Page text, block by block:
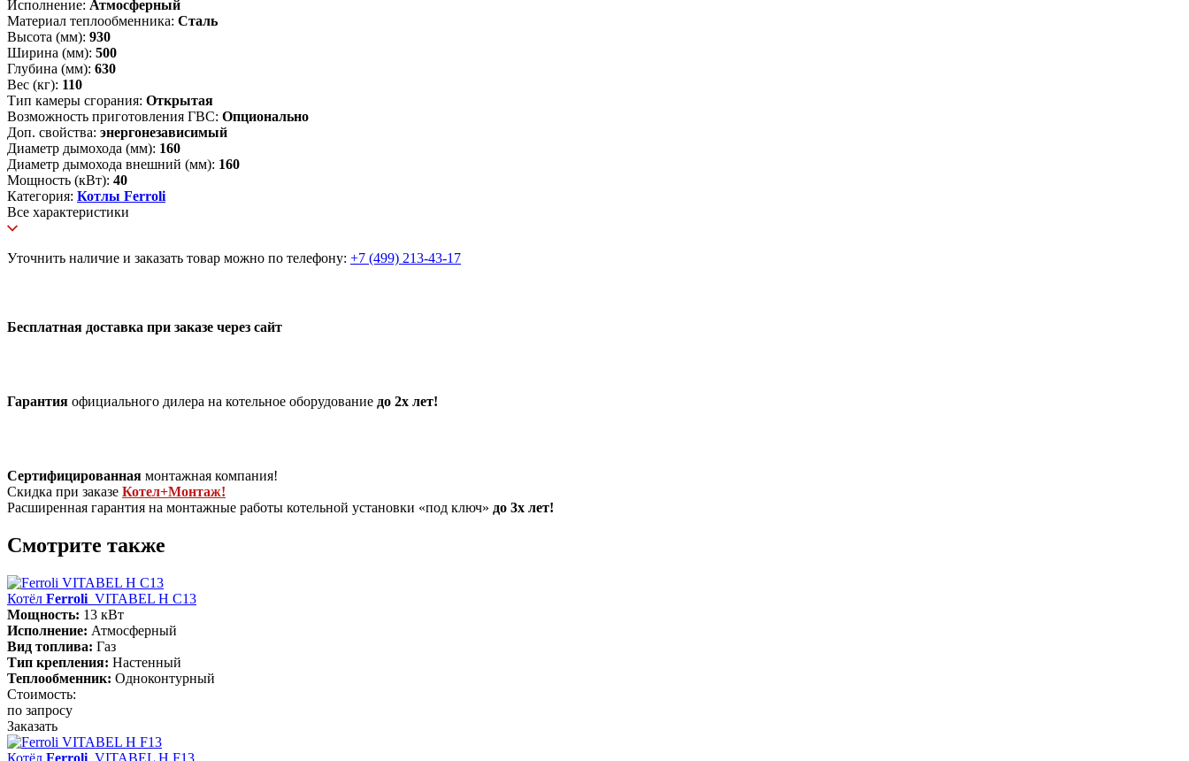
Исполнение: Атмосферный
Материал теплообменника: Сталь
Высота (мм): 930
Ширина (мм): 500
Глубина (мм): 630
Вес (кг): 110
Тип камеры сгорания: Открытая
Возможность приготовления ГВС: Опционально
Доп. свойства: энергонезависимый
Диаметр дымохода (мм): 160
Диаметр дымохода внешний (мм): 160
Мощность (кВт): 40
Категория: Котлы Ferroli
Все характеристики
Уточнить наличие и заказать товар можно по телефону: +7 (499) 213-43-17
Бесплатная доставка при заказе через сайт
Гарантия официального дилера на котельное оборудование до 2х лет!
Сертифицированная монтажная компания!
Скидка при заказе Котел+Монтаж!
Расширенная гарантия на монтажные работы котельной установки «под ключ» до 3х лет!
Смотрите также
Котёл Ferroli VITABEL H С13
Мощность: 13 кВт
Исполнение: Атмосферный
Вид топлива: Газ
Тип крепления: Настенный
Теплообменник: Одноконтурный
Стоимость:
по запросу
Заказать
Котёл Ferroli VITABEL H F13